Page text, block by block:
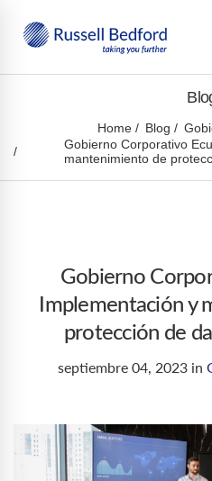
Home Blog
Gobierno Corporativo
mantenimiento de
Gobierno
Implementación y
protección de
septiembre 04, 2023 in